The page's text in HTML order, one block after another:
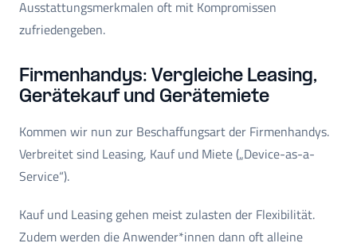
Ausstattungsmerkmalen oft mit Kompromissen
zufriedengeben.
Firmenhandys: Vergleiche Leasing,
Gerätekauf und Gerätemiete
Kommen wir nun zur Beschaffungsart der Firmenhandys.
Verbreitet sind Leasing, Kauf und Miete („Device-as-a-
Service“).
Kauf und Leasing gehen meist zulasten der Flexibilität.
Zudem werden die Anwender*innen dann oft alleine